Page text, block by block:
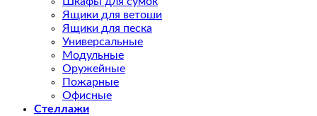
Ящики для ветоши
Ящики для песка
Универсальные
Модульные
Оружейные
Пожарные
Офисные
Стеллажи